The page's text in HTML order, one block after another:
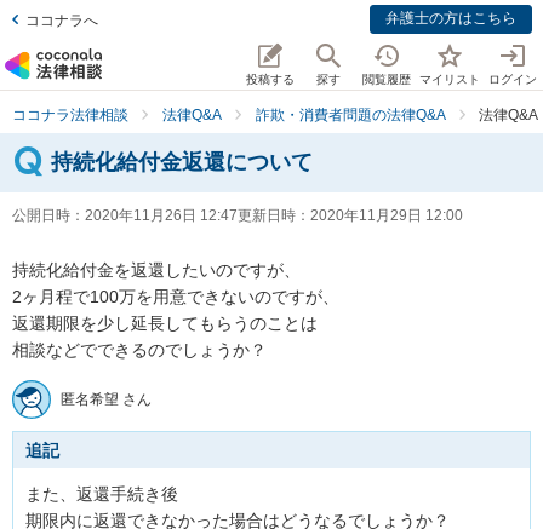
ココナラへ 弁護士の方はこちら
投稿する 探す 閲覧履歴 マイリスト ログイン
ココナラ法律相談 法律Q&A 詐欺・消費者問題の法律Q&A 法律Q&A
持続化給付金返還について
公開日時： 2020年11月26日 12:47更新日時： 2020年11月29日 12:00
持続化給付金を返還したいのですが、
2ヶ月程で100万を用意できないのですが、
返還期限を少し延長してもらうのことは
相談などでできるのでしょうか？
匿名希望 さん
追記
また、返還手続き後
期限内に返還できなかった場合はどうなるでしょうか？